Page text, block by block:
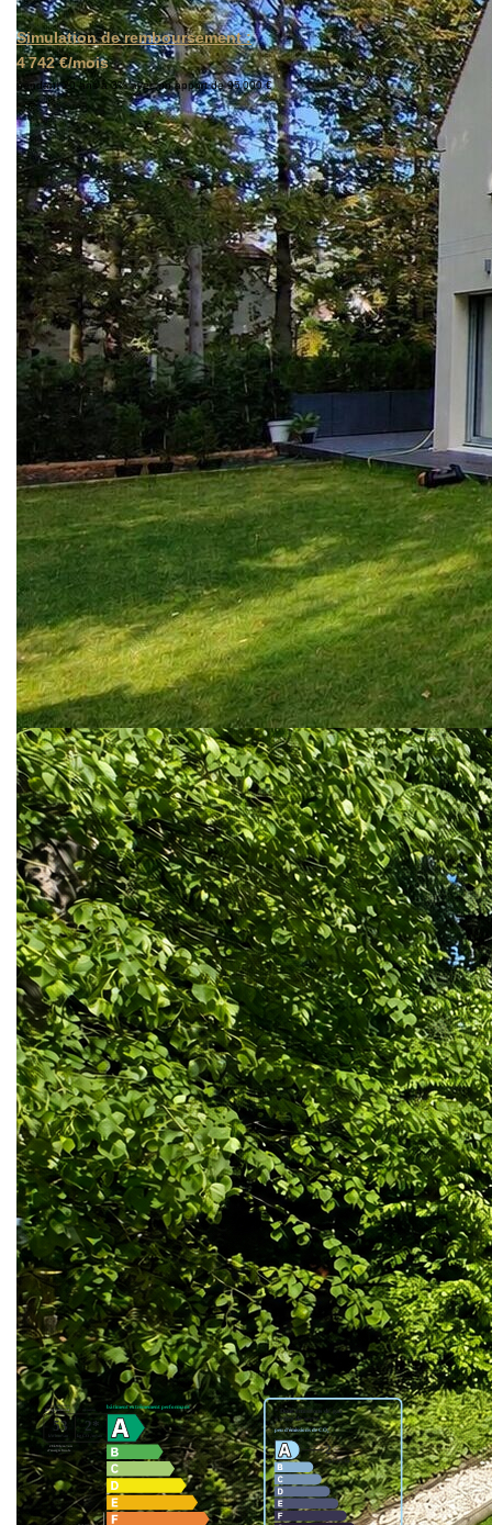
Simulation de remboursement :
4 742 €/mois
pendant 20 ans à 3% avec un apport de 95 000 €
Description
Réf : 01052
À découvrir sans tarder : magnifique maison
contemporaine construite en 2021, offrant des prestations
de qualité et un état irréprochable, le tout dans un
environnement calme et recherché.
Édifiée sur un terrain de 826 m², cette maison offre une
surface totale de 184 m² et bénéficie d'un chauffage au sol,
alliant confort et qualité de vie pour toute la famille.
Dès l'entrée, vous serez séduits par ses volumes généreux
et sa luminosité. Le rez-de-chaussée se compose d'une
entrée accueillante, d'un WC indépendant, ainsi que d'une
cuisine indépendante aménagée et équipée. La pièce de vie
de plus de 44 m², comprenant un séjour double lumineux et
une salle à manger, bénéficie d'une exposition sud-ouest.
Vous trouverez également une buanderie, ainsi qu'une
superbe suite parentale comprenant un dressing, une
chambre avec accès direct à l'une des terrasses, ainsi
qu'une salle d'eau avec WC.
Un garage carrelé complète ce niveau et permet de
stationner deux véhicules confortablement.
À l'étage, un palier dessert quatre belles chambres, une
salle de bain, un espace de stockage ainsi qu'un WC
indépendant.
Cette maison récente allie parfaitement modernité, avec
une borne de recharge pour véhicule électrique, confort et
fonctionnalité. Aucun travaux à prévoir : vous n'avez plus
qu'à poser vos valises. Un bien rare sur le secteur, idéal
pour une famille en quête de tranquillité.
Agence COMEBACK IMMOBILIER
27, Rue Michel Bléré - 60260 Lamorlaye
Téléphone : 03.44.21.03.07. / 06.52.65.33.44 (Patricia
Roméo) / 06.27.81.04.25 (Carla Vinet)
mail : contact@comeback-immo.fr
Site: www.comeback-immo.fr
** Honoraires à la charge du vendeur
Nos honoraires Nous contacter
Diagnostics énergétiques